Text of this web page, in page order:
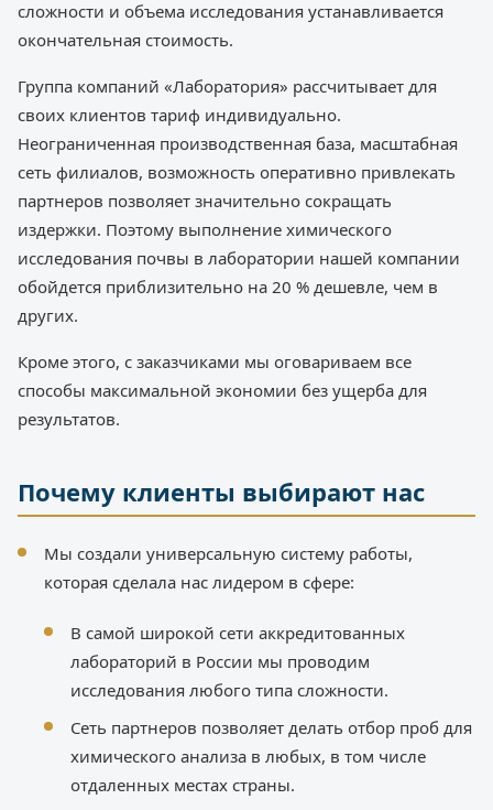
сложности и объема исследования устанавливается
окончательная стоимость.
Группа компаний «Лаборатория» рассчитывает для
своих клиентов тариф индивидуально.
Неограниченная производственная база, масштабная
сеть филиалов, возможность оперативно привлекать
партнеров позволяет значительно сокращать
издержки. Поэтому выполнение химического
исследования почвы в лаборатории нашей компании
обойдется приблизительно на 20 % дешевле, чем в
других.
Кроме этого, с заказчиками мы оговариваем все
способы максимальной экономии без ущерба для
результатов.
Почему клиенты выбирают нас
Мы создали универсальную систему работы,
которая сделала нас лидером в сфере:
В самой широкой сети аккредитованных
лабораторий в России мы проводим
исследования любого типа сложности.
Сеть партнеров позволяет делать отбор проб для
химического анализа в любых, в том числе
отдаленных местах страны.